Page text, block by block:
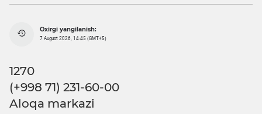
Oxirgi yangilanish:
7 August 2026, 14:45 (GMT+5)
1270
(+998 71) 231-60-00
Aloqa markazi